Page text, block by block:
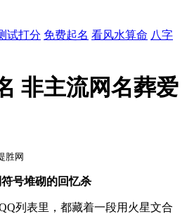
试打分 免费起名 看风水算命 八字
非主流网名葬爱
胜网
号堆砌的回忆杀
列表里，都藏着一段用火星文合